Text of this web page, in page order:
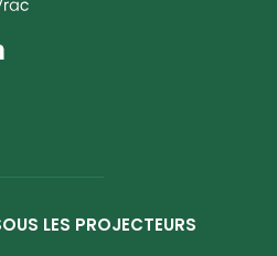
LES PROJECTEURS